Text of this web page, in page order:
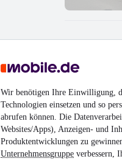
Wir benötigen Ihre Einwilligung,
Technologien einsetzen und so
abrufen können. Die
Websites/Apps), Anzeigen- und
Produktentwicklungen zu
Unternehmensgruppe verbessern,